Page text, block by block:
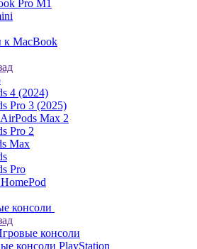
Pro M1
к MacBook
4 (2024)
Pro 3 (2025)
Max 2
Pro 2
Max
Pro
консоли
консоли
консоли PlayStation